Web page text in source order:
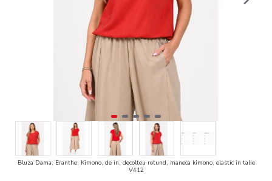
Bluza Dama, Eranthe, Kimono, de in, decolteu rotund, maneca kimono, elastic in talie
V412